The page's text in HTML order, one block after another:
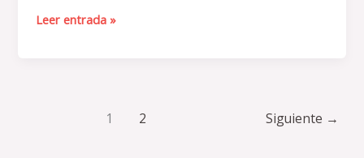
Leer entrada »
1 2 Siguiente →